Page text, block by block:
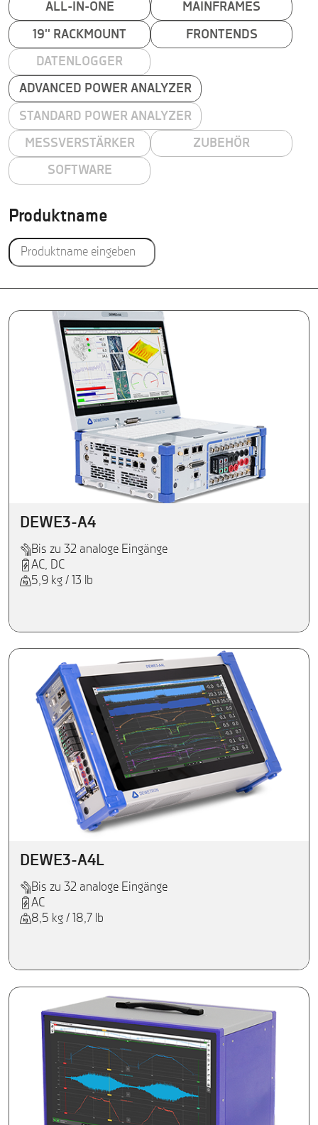
ALL-IN-ONE MAINFRAMES
19'' RACKMOUNT FRONTENDS
DATENLOGGER
ADVANCED POWER ANALYZER
STANDARD POWER ANALYZER
MESSVERSTÄRKER ZUBEHÖR
SOFTWARE
Produktname
DEWE3-A4
Bis zu 32 analoge Eingänge
AC, DC
5,9 kg / 13 lb
DEWE3-A4L
Bis zu 32 analoge Eingänge
AC
8,5 kg / 18,7 lb